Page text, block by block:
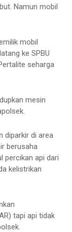
Namun mobil
mobil
ke SPBU
seharga
mesin
diparkir di area
berusaha
percikan api dari
kelistrikan
tapi api tidak